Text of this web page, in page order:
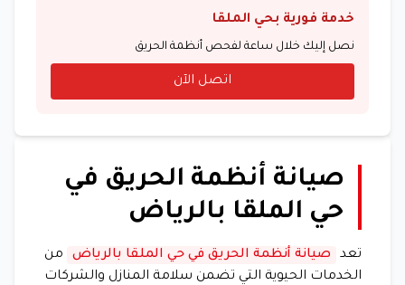
خدمة فورية بحي الملقا
نصل إليك خلال ساعة لفحص أنظمة الحريق
اتصل الآن
صيانة أنظمة الحريق في
حي الملقا بالرياض
تعد صيانة أنظمة الحريق في حي الملقا بالرياض
من
الخدمات الحيوية التي تضمن سلامة المنازل والشركات